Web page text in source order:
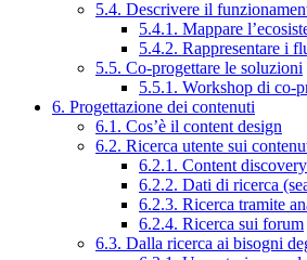
5.4. Descrivere il
5.4.1. Mappare
5.4.2. Rappresentare i
5.5. Co-progettare le soluzioni
5.5.1. Workshop di co-
6. Progettazione dei contenuti
6.1. Cos’è il content design
6.2. Ricerca utente sui
6.2.1. Content discovery
6.2.2. Dati di ricerca
6.2.3. Ricerca tramite
6.2.4. Ricerca sui forum
6.3. Dalla ricerca ai bisogni